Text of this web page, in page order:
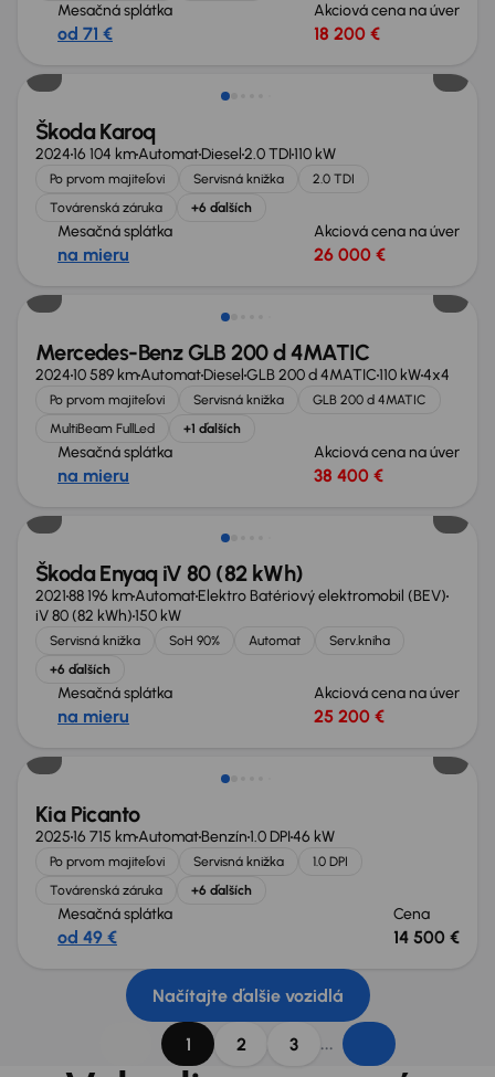
Mesačná splátka
od 71 €
Akciová cena na úver
18 200 €
Zlacnené o 2 400 €
Škoda Karoq
202416 104 kmAutomatDiesel2.0 TDI110 kW
Po prvom majiteľovi Servisná knižka
2.0 TDI
Továrenská záruka
+6 ďalších
Mesačná splátka
na mieru
Akciová cena na úver
26 000 €
Zlacnené o 3 000 €
Mercedes-Benz GLB 200 d 4MATIC
202410 589 kmAutomatDieselGLB 200 d 4MATIC110 kW4x4
Po prvom majiteľovi Servisná knižka
GLB 200 d 4MATIC
MultiBeam FullLed
+1 ďalších
Mesačná splátka
na mieru
Akciová cena na úver
38 400 €
Zlacnené o 1 600 €
Škoda Enyaq iV 80 (82 kWh)
202188 196 kmAutomatElektro Batériový elektromobil (BEV)
iV 80 (82 kWh)150 kW
Servisná knižka SoH 90% Automat
Serv.kniha
+6 ďalších
Mesačná splátka
na mieru
Akciová cena na úver
25 200 €
Ušetríte 6 200 €
Kia Picanto
202516 715 kmAutomatBenzín1.0 DPI46 kW
Po prvom majiteľovi Servisná knižka
1.0 DPI
Továrenská záruka
+6 ďalších
Mesačná splátka
od 49 €
Cena
14 500 €
Načítajte ďalšie vozidlá
1 2 3 ...